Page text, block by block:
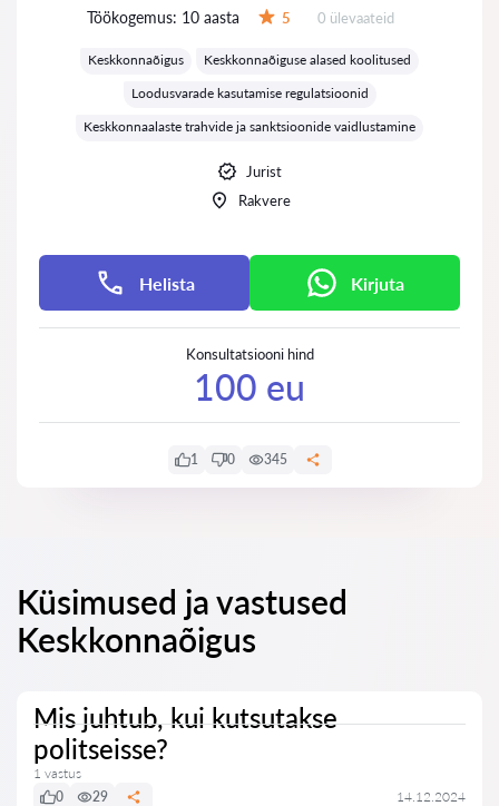
Töökogemus: 10 aasta 5 Ülevaateid:
0 ülevaateid
Keskkonnaõigus
Keskkonnaõiguse alased koolitused
Loodusvarade kasutamise regulatsioonid
Keskkonnaalaste trahvide ja sanktsioonide vaidlustamine
Jurist
Rakvere
Helista Kirjuta
Konsultatsiooni hind
100 eu
1 0 345
Küsimused ja vastused
Keskkonnaõigus
Mis juhtub, kui kutsutakse
politseisse?
1 vastus
0
29 14.12.2024